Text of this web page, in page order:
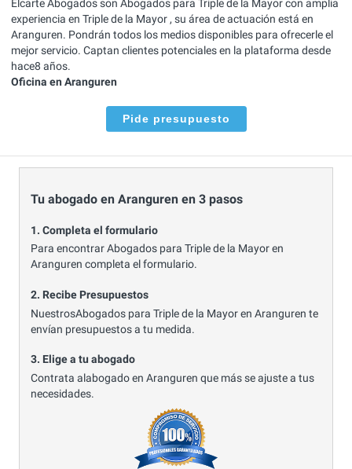
Elcarte Abogados son Abogados para Triple de la Mayor con amplia
experiencia en Triple de la Mayor , su área de actuación está en
Aranguren. Pondrán todos los medios disponibles para ofrecerle el
mejor servicio. Captan clientes potenciales en la plataforma desde
hace8 años.
Oficina en Aranguren
Pide presupuesto
Tu abogado en Aranguren en 3 pasos
1. Completa el formulario
Para encontrar Abogados para Triple de la Mayor en
Aranguren completa el formulario.
2. Recibe Presupuestos
NuestrosAbogados para Triple de la Mayor en Aranguren te
envían presupuestos a tu medida.
3. Elige a tu abogado
Contrata alabogado en Aranguren que más se ajuste a tus
necesidades.